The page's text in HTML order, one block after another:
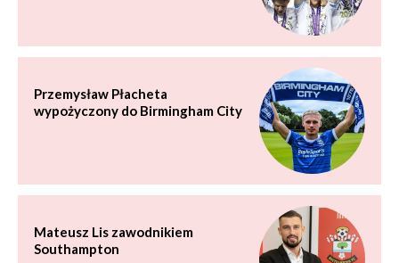
Przemysław Płacheta
wypożyczony do Birmingham City
Mateusz Lis zawodnikiem
Southampton